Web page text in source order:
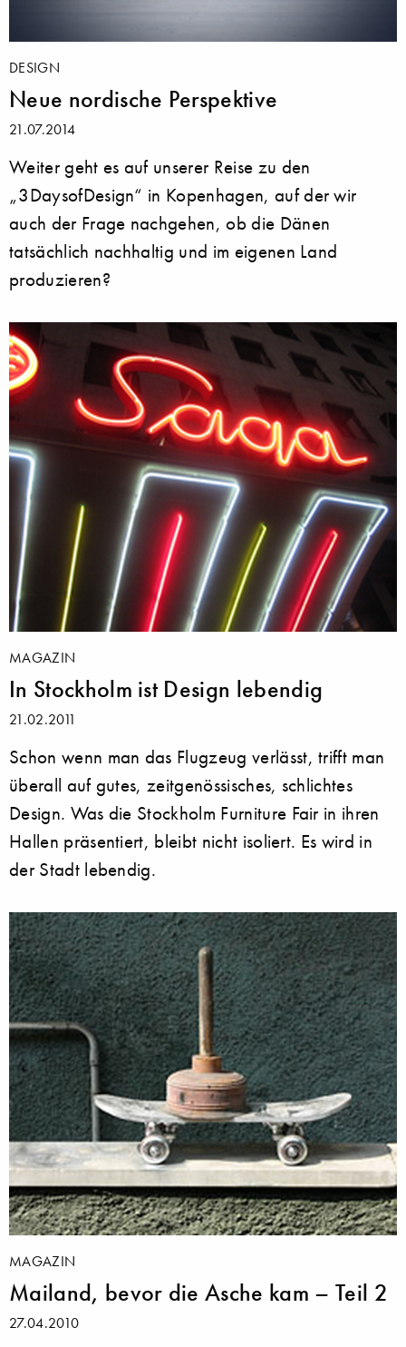
DESIGN
Neue nordische Perspektive
21.07.2014
Weiter geht es auf unserer Reise zu den
„3DaysofDesign“ in Kopenhagen, auf der wir
auch der Frage nachgehen, ob die Dänen
tatsächlich nachhaltig und im eigenen Land
produzieren?
MAGAZIN
In Stockholm ist Design lebendig
21.02.2011
Schon wenn man das Flugzeug verlässt, trifft man
überall auf gutes, zeitgenössisches, schlichtes
Design. Was die Stockholm Furniture Fair in ihren
Hallen präsentiert, bleibt nicht isoliert. Es wird in
der Stadt lebendig.
MAGAZIN
Mailand, bevor die Asche kam – Teil 2
27.04.2010